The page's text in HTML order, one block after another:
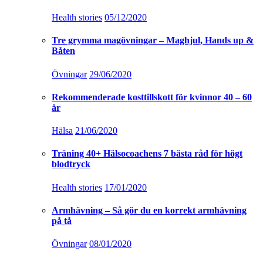
Health stories 05/12/2020
Tre grymma magövningar – Maghjul, Hands up &
Båten
Övningar 29/06/2020
Rekommenderade kosttillskott för kvinnor 40 – 60
år
Hälsa 21/06/2020
Träning 40+ Hälsocoachens 7 bästa råd för högt
blodtryck
Health stories 17/01/2020
Armhävning – Så gör du en korrekt armhävning
på tå
Övningar 08/01/2020